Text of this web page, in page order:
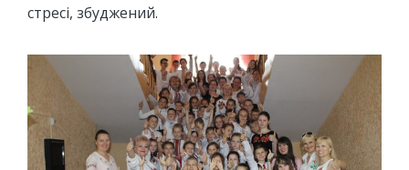
стресі, збуджений.